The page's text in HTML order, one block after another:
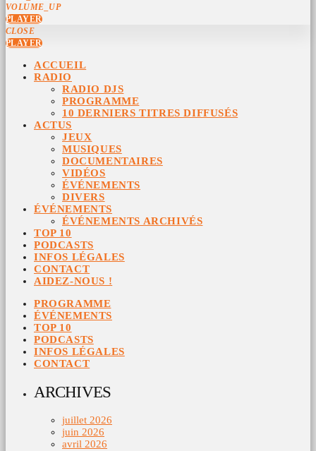
VOLUME_UP
PLAYER
CLOSE
PLAYER
ACCUEIL
RADIO
RADIO DJS
PROGRAMME
10 DERNIERS TITRES DIFFUSÉS
ACTUS
JEUX
MUSIQUES
DOCUMENTAIRES
VIDÉOS
ÉVÉNEMENTS
DIVERS
ÉVÉNEMENTS
ÉVÉNEMENTS ARCHIVÉS
TOP 10
PODCASTS
INFOS LÉGALES
CONTACT
AIDEZ-NOUS !
PROGRAMME
ÉVÉNEMENTS
TOP 10
PODCASTS
INFOS LÉGALES
CONTACT
ARCHIVES
juillet 2026
juin 2026
avril 2026